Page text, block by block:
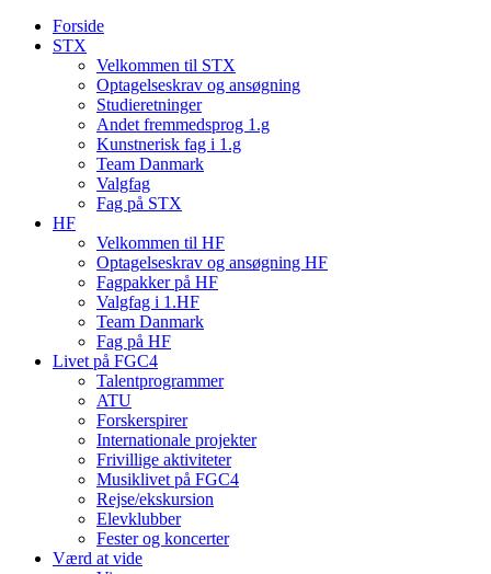
Forside
STX
Velkommen til STX
Optagelseskrav og ansøgning
Studieretninger
Andet fremmedsprog 1.g
Kunstnerisk fag i 1.g
Team Danmark
Valgfag
Fag på STX
HF
Velkommen til HF
Optagelseskrav og ansøgning HF
Fagpakker på HF
Valgfag i 1.HF
Team Danmark
Fag på HF
Livet på FGC4
Talentprogrammer
ATU
Forskerspirer
Internationale projekter
Frivillige aktiviteter
Musiklivet på FGC4
Rejse/ekskursion
Elevklubber
Fester og koncerter
Værd at vide